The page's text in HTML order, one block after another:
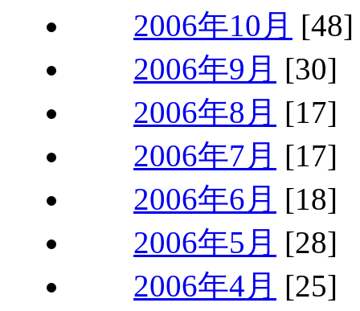
2006年10月 [48]
2006年9月 [30]
2006年8月 [17]
2006年7月 [17]
2006年6月 [18]
2006年5月 [28]
2006年4月 [25]